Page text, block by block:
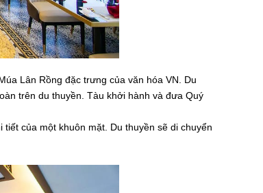
Lân Rồng đặc trưng của văn hóa VN. Du
trên du thuyền. Tàu khởi hành và đưa Quý
của một khuôn mặt. Du thuyền sẽ di chuyển